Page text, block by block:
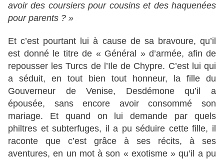
avoir des coursiers pour cousins et des haquenées
pour parents ? »
Et c’est pourtant lui à cause de sa bravoure, qu’il
est donné le titre de « Général » d’armée, afin de
repousser les Turcs de l’Ile de Chypre. C’est lui qui
a séduit, en tout bien tout honneur, la fille du
Gouverneur de Venise, Desdémone qu’il a
épousée, sans encore avoir consommé son
mariage. Et quand on lui demande par quels
philtres et subterfuges, il a pu séduire cette fille, il
raconte que c’est grâce à ses récits, à ses
aventures, en un mot à son « exotisme » qu’il a pu